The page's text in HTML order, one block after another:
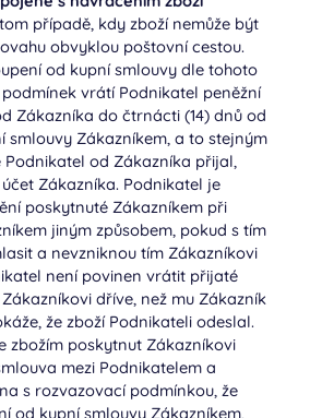
případě, kdy zboží nemůže být
obvyklou poštovní cestou.
od kupní smlouvy dle tohoto
vrátí Podnikatel peněžní
Zákazníka do čtrnácti (14) dnů od
smlouvy Zákazníkem, a to stejným
Podnikatel od Zákazníka přijal,
Zákazníka. Podnikatel je
poskytnuté Zákazníkem při
jiným způsobem, pokud s tím
a nevzniknou tím Zákazníkovi
není povinen vrátit přijaté
dříve, než mu Zákazník
že zboží Podnikateli odeslal.
zbožím poskytnut Zákazníkovi
mezi Podnikatelem a
s rozvazovací podmínkou, že
od kupní smlouvy Zákazníkem,